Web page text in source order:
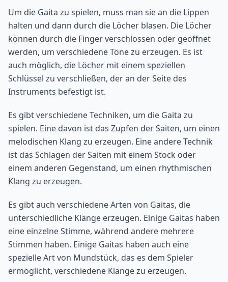
Um die Gaita zu spielen, muss man sie an die Lippen
halten und dann durch die Löcher blasen. Die Löcher
können durch die Finger verschlossen oder geöffnet
werden, um verschiedene Töne zu erzeugen. Es ist
auch möglich, die Löcher mit einem speziellen
Schlüssel zu verschließen, der an der Seite des
Instruments befestigt ist.
Es gibt verschiedene Techniken, um die Gaita zu
spielen. Eine davon ist das Zupfen der Saiten, um einen
melodischen Klang zu erzeugen. Eine andere Technik
ist das Schlagen der Saiten mit einem Stock oder
einem anderen Gegenstand, um einen rhythmischen
Klang zu erzeugen.
Es gibt auch verschiedene Arten von Gaitas, die
unterschiedliche Klänge erzeugen. Einige Gaitas haben
eine einzelne Stimme, während andere mehrere
Stimmen haben. Einige Gaitas haben auch eine
spezielle Art von Mundstück, das es dem Spieler
ermöglicht, verschiedene Klänge zu erzeugen.